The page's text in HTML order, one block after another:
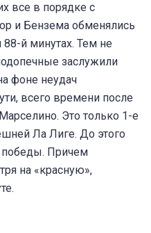
все в порядке с
и Бензема обменялись
88-й минутах. Тем не
заслужили
фоне неудач
всего времени после
Это только 1-е
Ла Лиге. До этого
победы. Причем
на «красную»,